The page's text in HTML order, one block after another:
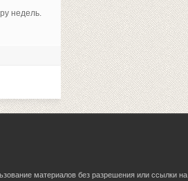
недель.
материалов без разрешения или ссылки на